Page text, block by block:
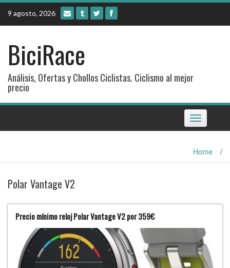
Skip
content
9 agosto, 2026
BiciRace
Análisis, Ofertas y Chollos Ciclistas. Ciclismo al mejor
precio
Toggle
navigation
Home /
Polar Vantage V2
Precio mínimo reloj Polar Vantage V2 por 359€